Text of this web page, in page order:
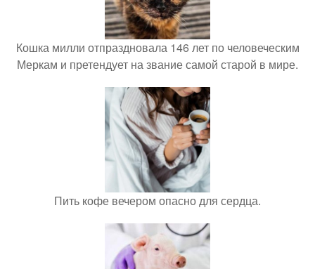
Кошка милли отпраздновала 146 лет по человеческим
Меркам и претендует на звание самой старой в мире.
Пить кофе вечером опасно для сердца.